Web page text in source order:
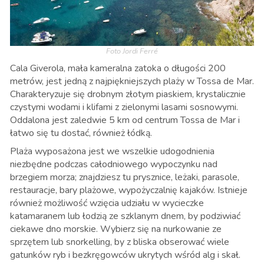
Foto Jordi Ferré
Cala Giverola, mała kameralna zatoka o długości 200
metrów, jest jedną z najpiękniejszych plaży w Tossa de Mar.
Charakteryzuje się drobnym złotym piaskiem, krystalicznie
czystymi wodami i klifami z zielonymi lasami sosnowymi.
Oddalona jest zaledwie 5 km od centrum Tossa de Mar i
łatwo się tu dostać, również łódką.
Plaża wyposażona jest we wszelkie udogodnienia
niezbędne podczas całodniowego wypoczynku nad
brzegiem morza; znajdziesz tu prysznice, leżaki, parasole,
restauracje, bary plażowe, wypożyczalnię kajaków. Istnieje
również możliwość wzięcia udziału w wycieczke
katamaranem lub łodzią ze szklanym dnem, by podziwiać
ciekawe dno morskie. Wybierz się na nurkowanie ze
sprzętem lub snorkelling, by z bliska obserować wiele
gatunków ryb i bezkręgowców ukrytych wśród alg i skał.